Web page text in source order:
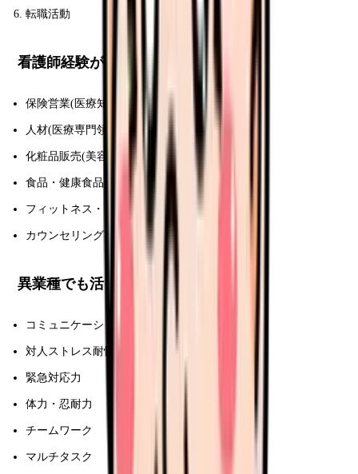
転職活動
看護師経験が意外と活きる異業種
保険営業(医療知識)
人材(医療専門領域)
化粧品販売(美容+医療)
食品・健康食品
フィットネス・ヨガ
カウンセリング
異業種でも活きるスキル
コミュニケーション力
対人ストレス耐性
緊急対応力
体力・忍耐力
チームワーク
マルチタスク